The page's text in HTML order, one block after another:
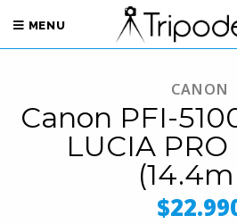
MENU
CANON
Canon PFI-
LUCIA